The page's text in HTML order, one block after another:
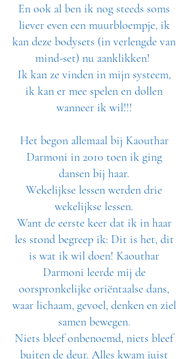
En ook al ben ik nog steeds soms
liever even een muurbloempje, ik
kan deze bodysets (in verlengde van
mind-set) nu aanklikken!
Ik kan ze vinden in mijn systeem,
ik kan er mee spelen en dollen
wanneer ik wil!!!
Het begon allemaal bij Kaouthar
Darmoni in 2010 toen ik ging
dansen bij haar.
Wekelijkse lessen werden drie
wekelijkse lessen.
Want de eerste keer dat ik in haar
les stond begreep ik: Dit is het, dit
is wat ik wil doen! Kaouthar
Darmoni leerde mij de
oorspronkelijke oriëntaalse dans,
waar lichaam, gevoel, denken en ziel
samen bewegen.
Niets bleef onbenoemd, niets bleef
buiten de deur. Alles kwam juist